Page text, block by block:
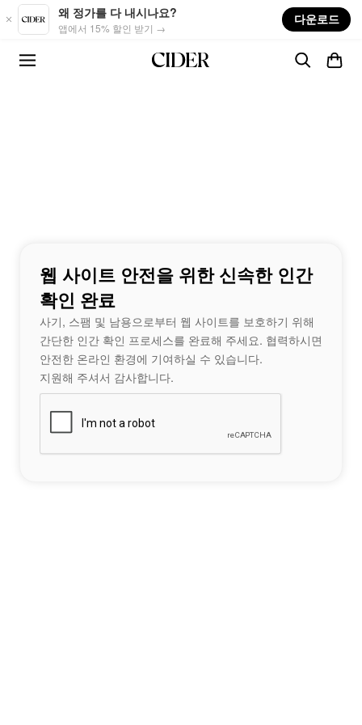
Skip to main content
왜 정가를 다 내시나요?
앱에서 15% 할인 받기 →
다운로드
웹 사이트 안전을 위한 신속한 인간
확인 완료
사기, 스팸 및 남용으로부터 웹 사이트를 보호하기 위해
간단한 인간 확인 프로세스를 완료해 주세요. 협력하시면
안전한 온라인 환경에 기여하실 수 있습니다.
지원해 주셔서 감사합니다.